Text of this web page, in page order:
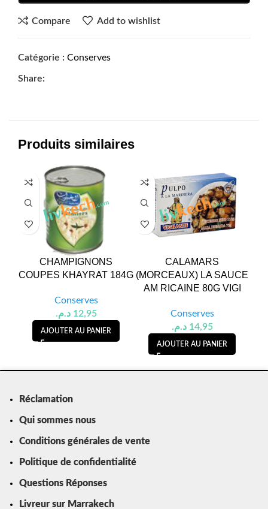
Compare Add to wishlist
Catégorie : Conserves
Share:
Produits similaires
CHAMPIGNONS
COUPES KHAYRAT 184G
Conserves
12,95 د.م.
AJOUTER AU PANIER
CALAMARS
(MORCEAUX) LA SAUCE
AM RICAINE 80G VIGI
Conserves
14,95 د.م.
AJOUTER AU PANIER
Réclamation
Qui sommes nous
Conditions générales de vente
Politique de confidentialité
Questions Réponses
Livreur sur Marrakech